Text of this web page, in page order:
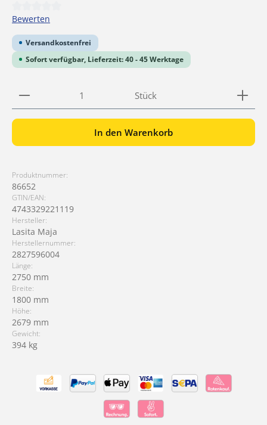
Durchschnittliche Bewertung von 0 von 5 Sternen
Bewerten
Versandkostenfrei
Sofort verfügbar, Lieferzeit: 40 - 45 Werktage
Produkt Anzahl: Gib den gewünschten Wert ein
Stück
In den Warenkorb
Produktnummer:
86652
GTIN/EAN:
4743329221119
Hersteller:
Lasita Maja
Herstellernummer:
2827596004
Länge:
2750 mm
Breite:
1800 mm
Höhe:
2679 mm
Gewicht:
394 kg